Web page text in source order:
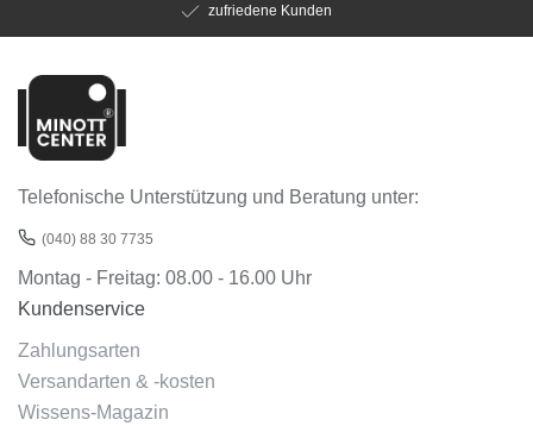
zufriedene Kunden
Telefonische Unterstützung und Beratung unter:
(040) 88 30 7735
Montag - Freitag: 08.00 - 16.00 Uhr
Kundenservice
Zahlungsarten
Versandarten & -kosten
Wissens-Magazin